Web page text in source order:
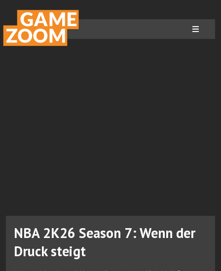
NBA 2K26 Season 7: Wenn der
Druck steigt